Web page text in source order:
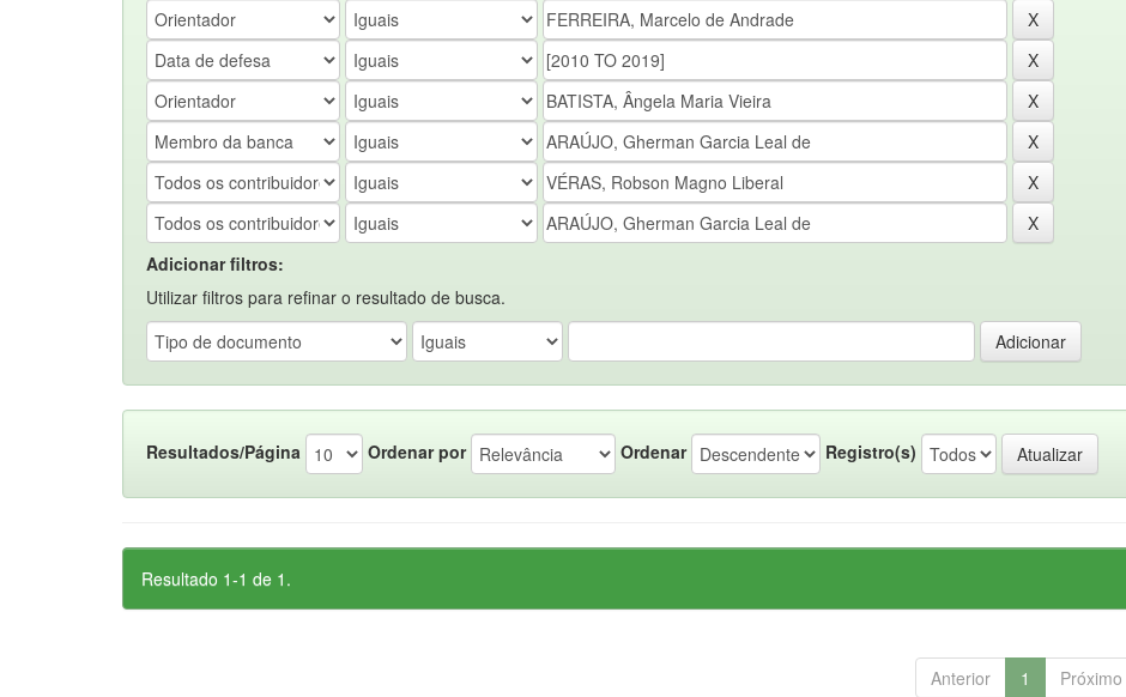
Adicionar filtros:
Utilizar filtros para refinar o resultado de busca.
Resultados/Página Ordenar por Ordenar Registro(s)
Resultado 1-1 de 1.
Anterior 1 Próximo